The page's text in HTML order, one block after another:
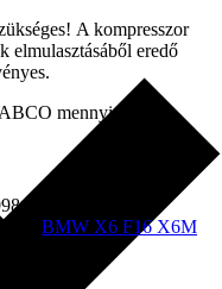
A kompresszor
elmulasztásáből eredő
mennyiség
37206850555
BMW X6 F16 X6M